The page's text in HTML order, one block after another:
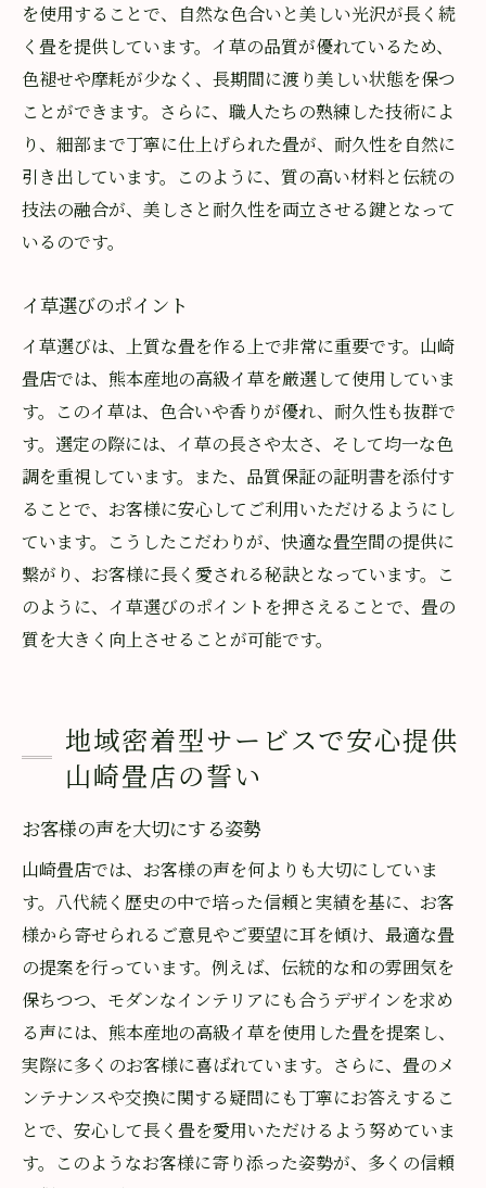
を使用することで、自然な色合いと美しい光沢が長く続
く畳を提供しています。イ草の品質が優れているため、
色褪せや摩耗が少なく、長期間に渡り美しい状態を保つ
ことができます。さらに、職人たちの熟練した技術によ
り、細部まで丁寧に仕上げられた畳が、耐久性を自然に
引き出しています。このように、質の高い材料と伝統の
技法の融合が、美しさと耐久性を両立させる鍵となって
いるのです。
イ草選びのポイント
イ草選びは、上質な畳を作る上で非常に重要です。山崎
畳店では、熊本産地の高級イ草を厳選して使用していま
す。このイ草は、色合いや香りが優れ、耐久性も抜群で
す。選定の際には、イ草の長さや太さ、そして均一な色
調を重視しています。また、品質保証の証明書を添付す
ることで、お客様に安心してご利用いただけるようにし
ています。こうしたこだわりが、快適な畳空間の提供に
繋がり、お客様に長く愛される秘訣となっています。こ
のように、イ草選びのポイントを押さえることで、畳の
質を大きく向上させることが可能です。
地域密着型サービスで安心提供
山崎畳店の誓い
お客様の声を大切にする姿勢
山崎畳店では、お客様の声を何よりも大切にしていま
す。八代続く歴史の中で培った信頼と実績を基に、お客
様から寄せられるご意見やご要望に耳を傾け、最適な畳
の提案を行っています。例えば、伝統的な和の雰囲気を
保ちつつ、モダンなインテリアにも合うデザインを求め
る声には、熊本産地の高級イ草を使用した畳を提案し、
実際に多くのお客様に喜ばれています。さらに、畳のメ
ンテナンスや交換に関する疑問にも丁寧にお答えするこ
とで、安心して長く畳を愛用いただけるよう努めていま
す。このようなお客様に寄り添った姿勢が、多くの信頼